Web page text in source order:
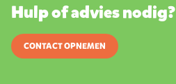
Hulp of advies nodig?
CONTACT OPNEMEN